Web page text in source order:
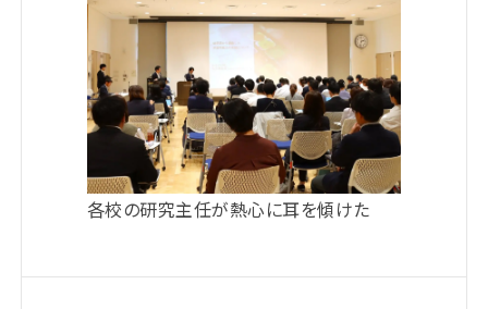
各校の研究主任が熱心に耳を傾けた